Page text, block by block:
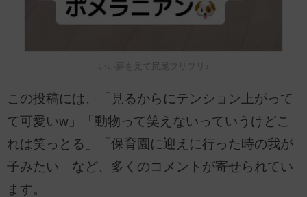
いい夢を見て尻尾フリフリ♪
この投稿には、「見るからにテンション上がって
て可愛いw」「動物って笑えないっていうけどこ
れは笑っとる」「保育園に迎えに行った時の我が
子みたい」など、多くのコメントが寄せられてい
ます。